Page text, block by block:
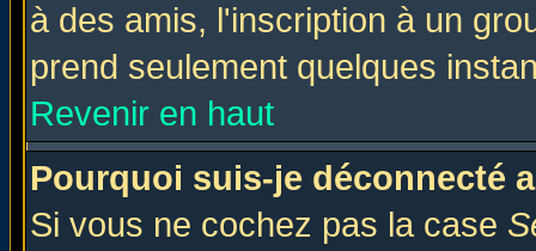
à des amis, l'inscription à un
prend seulement quelques
Revenir en haut
Pourquoi suis-je déconnecté
Si vous ne cochez pas la case